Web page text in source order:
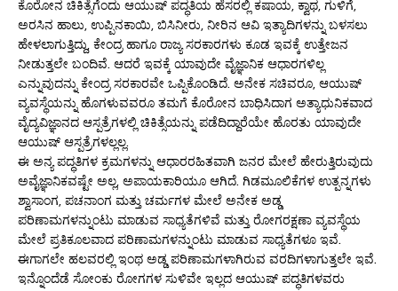
ಕೊರೋನ ಚಿಕಿತ್ಸೆಗೆಂದು ಆಯುಷ್ ಪದ್ಧತಿಯ ಹೆಸರಲ್ಲಿ ಕಷಾಯ, ಕ್ವಾಥ, ಗುಳಿಗೆ,
ಅರಸಿನ ಹಾಲು, ಉಪ್ಪಿನಕಾಯಿ, ಬಿಸಿನೀರು, ನೀರಿನ ಆವಿ ಇತ್ಯಾದಿಗಳನ್ನು ಬಳಸಲು
ಹೇಳಲಾಗುತ್ತಿದ್ದು, ಕೇಂದ್ರ ಹಾಗೂ ರಾಜ್ಯ ಸರಕಾರಗಳು ಕೂಡ ಇವಕ್ಕೆ ಉತ್ತೇಜನ
ನೀಡುತ್ತಲೇ ಬಂದಿವೆ. ಆದರೆ ಇವಕ್ಕೆ ಯಾವುದೇ ವೈಜ್ಞಾನಿಕ ಆಧಾರಗಳಿಲ್ಲ
ಎನ್ನುವುದನ್ನು ಕೇಂದ್ರ ಸರಕಾರವೇ ಒಪ್ಪಿಕೊಂಡಿದೆ. ಅನೇಕ ಸಚಿವರೂ, ಆಯುಷ್
ವ್ಯವಸ್ಥೆಯನ್ನು ಹೊಗಳುವವರೂ ತಮಗೆ ಕೊರೋನ ಬಾಧಿಸಿದಾಗ ಅತ್ಯಾಧುನಿಕವಾದ
ವೈದ್ಯವಿಜ್ಞಾನದ ಆಸ್ಪತ್ರೆಗಳಲ್ಲಿ ಚಿಕಿತ್ಸೆಯನ್ನು ಪಡೆದಿದ್ದಾರೆಯೇ ಹೊರತು ಯಾವುದೇ
ಆಯುಷ್ ಆಸ್ಪತ್ರೆಗಳಲ್ಲಲ್ಲ.
ಈ ಅನ್ಯ ಪದ್ಧತಿಗಳ ಕ್ರಮಗಳನ್ನು ಆಧಾರರಹಿತವಾಗಿ ಜನರ ಮೇಲೆ ಹೇರುತ್ತಿರುವುದು
ಅವೈಜ್ಞಾನಿಕವಷ್ಟೇ ಅಲ್ಲ, ಅಪಾಯಕಾರಿಯೂ ಆಗಿದೆ. ಗಿಡಮೂಲಿಕೆಗಳ ಉತ್ಪನ್ನಗಳು
ಶ್ವಾಸಾಂಗ, ಪಚನಾಂಗ ಮತ್ತು ಚರ್ಮಗಳ ಮೇಲೆ ಅನೇಕ ಅಡ್ಡ
ಪರಿಣಾಮಗಳನ್ನುಂಟು ಮಾಡುವ ಸಾಧ್ಯತೆಗಳಿವೆ ಮತ್ತು ರೋಗರಕ್ಷಣಾ ವ್ಯವಸ್ಥೆಯ
ಮೇಲೆ ಪ್ರತಿಕೂಲವಾದ ಪರಿಣಾಮಗಳನ್ನುಂಟು ಮಾಡುವ ಸಾಧ್ಯತೆಗಳೂ ಇವೆ.
ಈಗಾಗಲೇ ಹಲವರಲ್ಲಿ ಇಂಥ ಅಡ್ಡ ಪರಿಣಾಮಗಳಾಗಿರುವ ವರದಿಗಳಾಗುತ್ತಲೇ ಇವೆ.
ಇನ್ನೊಂದೆಡೆ ಸೋಂಕು ರೋಗಗಳ ಸುಳಿವೇ ಇಲ್ಲದ ಆಯುಷ್ ಪದ್ಧತಿಗಳವರು